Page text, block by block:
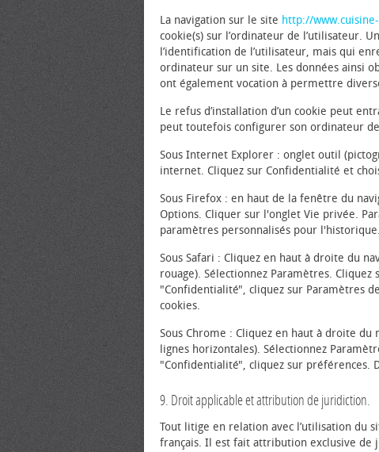
La navigation sur le site http://
cookie(s) sur l’ordinateur de l’utilisateur.
l’identification de l’utilisateur, mais qui
ordinateur sur un site. Les données ainsi
ont également vocation à permettre
Le refus d’installation d’un cookie peut
peut toutefois configurer son ordinateur
Sous Internet Explorer : onglet outil
internet. Cliquez sur Confidentialité et
Sous Firefox : en haut de la fenêtre du
Options. Cliquer sur l'onglet Vie privée.
paramètres personnalisés pour
Sous Safari : Cliquez en haut à droite du
rouage). Sélectionnez Paramètres.
"Confidentialité", cliquez sur Paramètres
cookies.
Sous Chrome : Cliquez en haut à droite
lignes horizontales). Sélectionnez
"Confidentialité", cliquez sur préférences.
9. Droit applicable et attribution de juridiction.
Tout litige en relation avec l’utilisation du
français. Il est fait attribution exclusive de